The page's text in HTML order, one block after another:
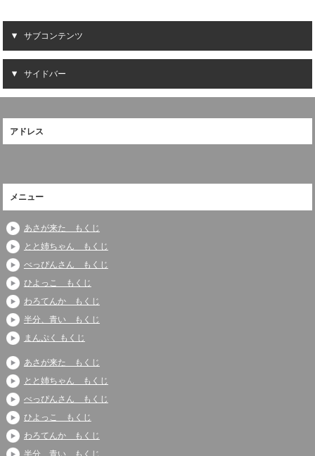
サブコンテンツ
サイドバー
アドレス
メニュー
あさが来た もくじ
とと姉ちゃん もくじ
べっぴんさん もくじ
ひよっこ もくじ
わろてんか もくじ
半分、青い もくじ
まんぷく もくじ
あさが来た もくじ
とと姉ちゃん もくじ
べっぴんさん もくじ
ひよっこ もくじ
わろてんか もくじ
半分、青い もくじ